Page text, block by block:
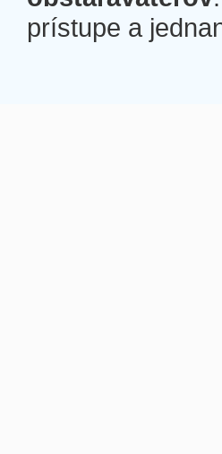
prístupe a